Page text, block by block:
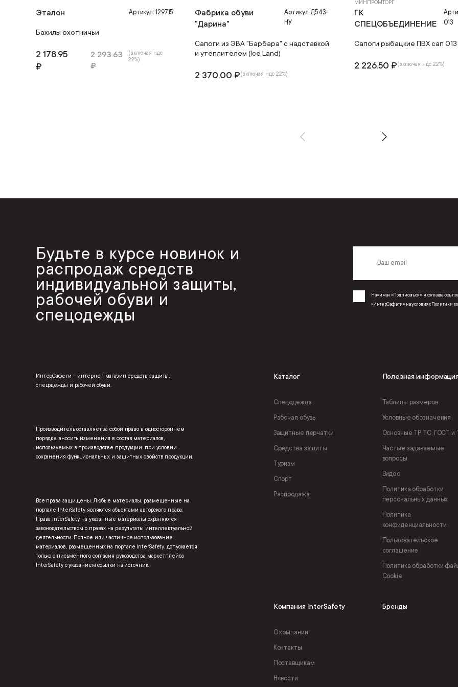
Эталон Артикул: 129715
Бахилы охотничьи
2 178.95
₽
2 293.63
₽
(включая ндс
22%)
Фабрика обуви
"Дарина"
Артикул: Д543-
НУ
Сапоги из ЭВА "Барбара" с надставкой
и утеплителем (Ice Land)
2 370.00 ₽(включая ндс 22%)
МИНПРОМТОРГ
ГК
СПЕЦОБЪЕДИНЕНИЕ
013
Сапоги рыбацкие ПВХ сап 013
2 226.50 ₽(включая ндс 22%)
Будьте в курсе новинок и
распродаж средств
индивидуальной защиты,
рабочей обуви и
спецодежды
Нажимая «Подписаться», я соглашаюсь
«ИнтерСафети» на условиях Политики
ИнтерСафети – интернет-магазин средств защиты,
спецодежды и рабочей обуви.
Производитель оставляет за собой право в одностороннем
порядке вносить изменения в состав материалов,
используемых в производстве продукции, при условии
сохранения функциональных и защитных свойств продукции.
Все права защищены. Любые материалы, размещенные на
портале InterSafety являются объектами авторского права.
Права InterSafety на указанные материалы охраняются
законодательством о правах на результаты интеллектуальной
деятельности. Полное или частичное использование
материалов, размещенных на портале InterSafety, допускается
только с письменного согласия руководства маркетплейса
InterSafety с указанием ссылки на источник.
Каталог
Спецодежда
Рабочая обувь
Защитные перчатки
Средства защиты
Туризм
Спорт
Распродажа
Полезная
Таблицы размеров
Условные обозначения
Основные ТР ТС, ГОСТ и
Частые задаваемые
вопросы
Видео
Политика обработки
персональных данных
Политика
конфиденциальности
Пользовательское
соглашение
Политика обработки
Cookie
Компания InterSafety
О компании
Контакты
Поставщикам
Новости
Бренды